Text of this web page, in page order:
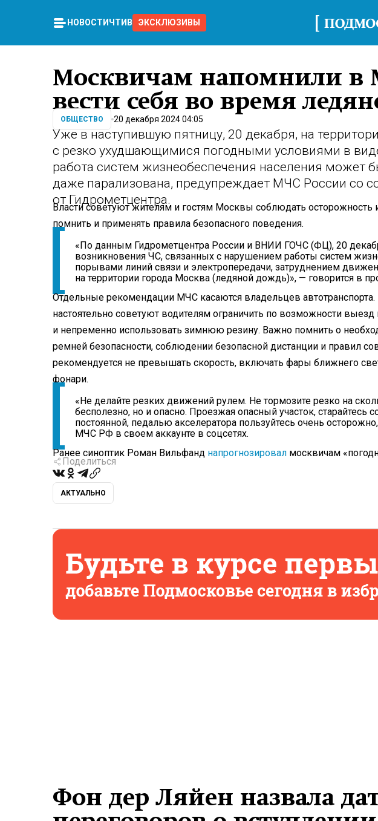
НОВОСТИ ЧТИВО ЭКСКЛЮЗИВЫ
Москвичам напомнили в
вести себя во время
ОБЩЕСТВО 20 декабря 2024 04:05
Уже в наступившую пятницу, 20 декабря, на
с резко ухудшающимися погодными условиями в
работа систем жизнеобеспечения населения может
даже парализована, предупреждает МЧС России со
от Гидрометцентра.
Власти советуют жителям и гостям Москвы соблюдать осторожность
помнить и применять правила безопасного поведения.
«По данным Гидрометцентра России и ВНИИ ГОЧС (ФЦ), 20
возникновения ЧС, связанных с нарушением работы систем
порывами линий связи и электропередачи, затруднением
на территории города Москва (ледяной дождь)», — говорится в
Отдельные рекомендации МЧС касаются владельцев автотранспорта.
настоятельно советуют водителям ограничить по возможности
и непременно использовать зимнюю резину. Важно помнить о
ремней безопасности, соблюдении безопасной дистанции и правил
рекомендуется не превышать скорость, включать фары ближнего
фонари.
«Не делайте резких движений рулем. Не тормозите резко на
бесполезно, но и опасно. Проезжая опасный участок, старайтесь
постоянной, педалью акселератора пользуйтесь очень
МЧС РФ в своем аккаунте в соцсетях.
Ранее синоптик Роман Вильфанд напрогнозировал москвичам
Поделиться
АКТУАЛЬНО
Фон дер Ляйен назвала